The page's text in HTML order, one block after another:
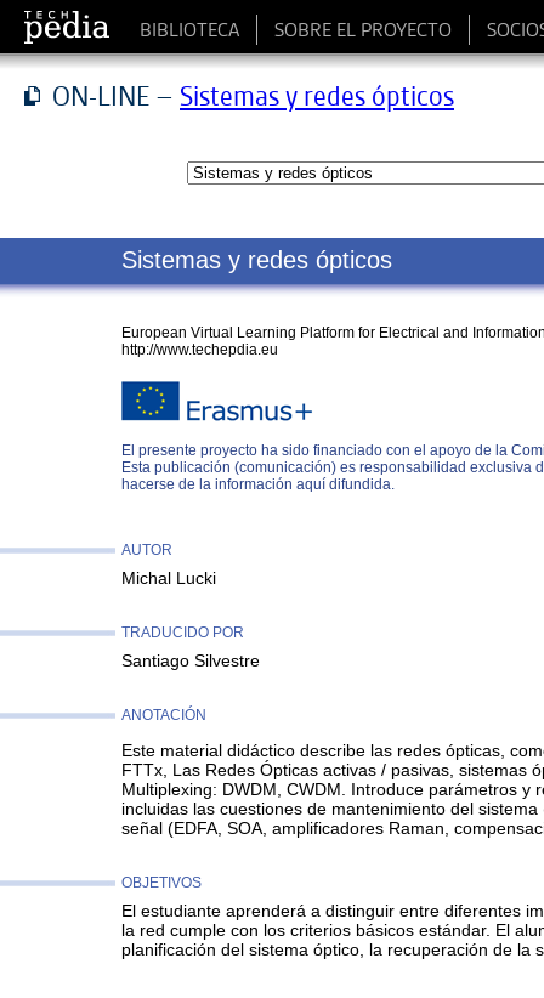
BIBLIOTECA SOBRE EL PROYECTO
ON-LINE – Sistemas y redes ópticos